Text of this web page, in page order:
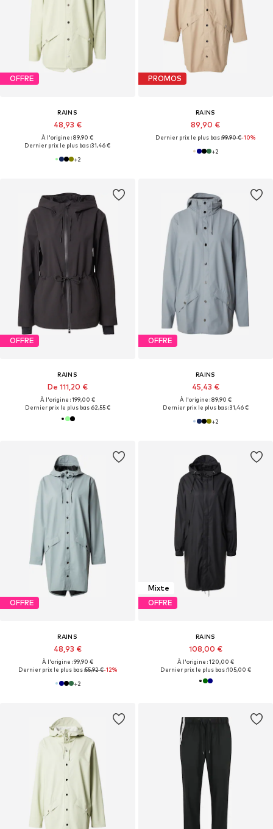
OFFRE
RAINS
48,93 €
À l'origine : 89,90 €
Dernier prix le plus bas :31,46 €
+2
PROMOS
RAINS
89,90 €
Dernier prix le plus bas :99,90 €-10%
+2
OFFRE
RAINS
De 111,20 €
À l'origine : 199,00 €
Dernier prix le plus bas :62,55 €
OFFRE
RAINS
45,43 €
À l'origine : 89,90 €
Dernier prix le plus bas :31,46 €
+2
OFFRE
RAINS
48,93 €
À l'origine : 99,90 €
Dernier prix le plus bas :55,92 €-12%
+2
Mixte
OFFRE
RAINS
108,00 €
À l'origine : 120,00 €
Dernier prix le plus bas :105,00 €